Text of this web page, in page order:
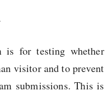
is for testing whether
visitor and to prevent
submissions. This is
Zuletzt angezeigt: